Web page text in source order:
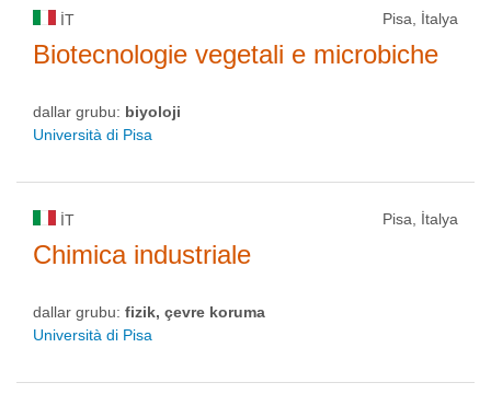
IT Pisa, İtalya
Biotecnologie vegetali e microbiche
dallar grubu: biyoloji
Università di Pisa
IT Pisa, İtalya
Chimica industriale
dallar grubu: fizik, çevre koruma
Università di Pisa